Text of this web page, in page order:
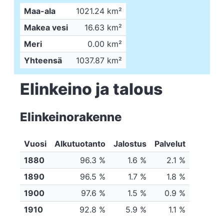
Maa-ala
1021.24 km²
Makea vesi
16.63 km²
Meri
0.00 km²
Yhteensä
1037.87 km²
Elinkeino ja talous
Elinkeinorakenne
Vuosi Alkutuotanto Jalostus
Palvelut
1880
96.3 % 1.6 %
2.1 %
1890
96.5 % 1.7 %
1.8 %
1900
97.6 % 1.5 %
0.9 %
1910
92.8 % 5.9 % 1.1 %